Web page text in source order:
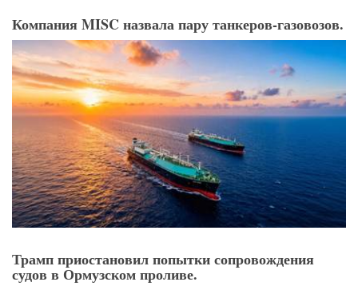
Компания MISC назвала пару танкеров-газовозов.
Трамп приостановил попытки сопровождения
судов в Ормузском проливе.